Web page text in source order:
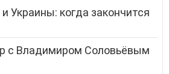
Украины: когда закончится
с Владимиром Соловьёвым